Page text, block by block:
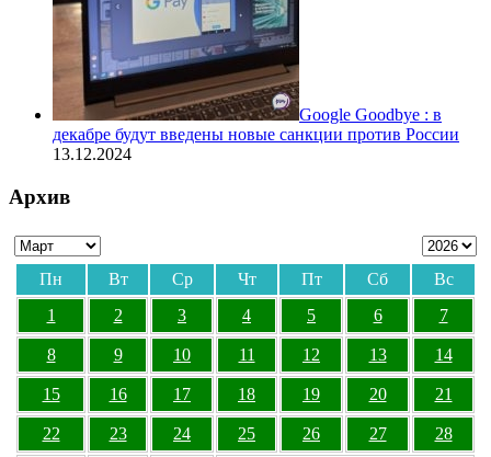
Google Goodbye : в
декабре будут введены новые санкции против России
13.12.2024
Архив
Пн Вт Ср Чт Пт Сб
Вс
1
2 3 4 5 6 7
8 9 10 11 12 13 14
15 16 17 18 19 20 21
22 23 24 25 26 27 28